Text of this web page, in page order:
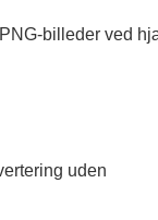
billeder ved
uden